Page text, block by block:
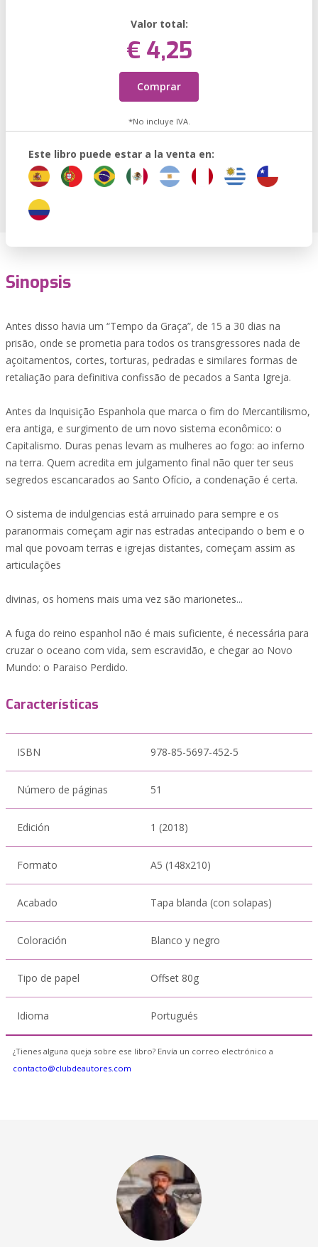
Valor total:
€ 4,25
Comprar
*No incluye IVA.
Este libro puede estar a la venta en:
Sinopsis
Antes disso havia um “Tempo da Graça”, de 15 a 30 dias na
prisão, onde se prometia para todos os transgressores nada de
açoitamentos, cortes, torturas, pedradas e similares formas de
retaliação para definitiva confissão de pecados a Santa Igreja.
Antes da Inquisição Espanhola que marca o fim do Mercantilismo,
era antiga, e surgimento de um novo sistema econômico: o
Capitalismo. Duras penas levam as mulheres ao fogo: ao inferno
na terra. Quem acredita em julgamento final não quer ter seus
segredos escancarados ao Santo Ofício, a condenação é certa.
O sistema de indulgencias está arruinado para sempre e os
paranormais começam agir nas estradas antecipando o bem e o
mal que povoam terras e igrejas distantes, começam assim as
articulações
divinas, os homens mais uma vez são marionetes...
A fuga do reino espanhol não é mais suficiente, é necessária para
cruzar o oceano com vida, sem escravidão, e chegar ao Novo
Mundo: o Paraiso Perdido.
Características
ISBN 978-85-5697-452-5
Número de páginas 51
Edición 1 (2018)
Formato A5 (148x210)
Acabado Tapa blanda (con solapas)
Coloración Blanco y negro
Tipo de papel Offset 80g
Idioma Portugués
¿Tienes alguna queja sobre ese libro? Envía un correo electrónico a
contacto@clubdeautores.com